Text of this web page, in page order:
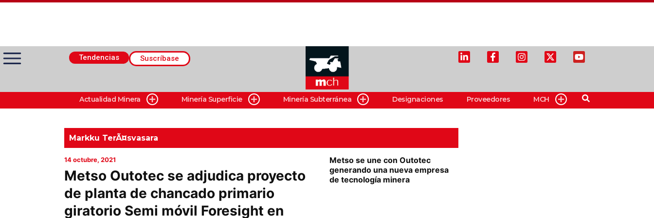
Tendencias Suscríbase
Actualidad Minera
Minería Superficie
Minerí­a Subterránea
Actualidad Minera Minería Superficie Minería Subterránea Designaciones Proveedores MCH
Markku TerÃ¤svasara
14 octubre, 2021
Metso Outotec se adjudica proyecto
de planta de chancado primario
giratorio Semi móvil Foresight en
Metso se une con Outotec
generando una nueva empresa
de tecnología minera